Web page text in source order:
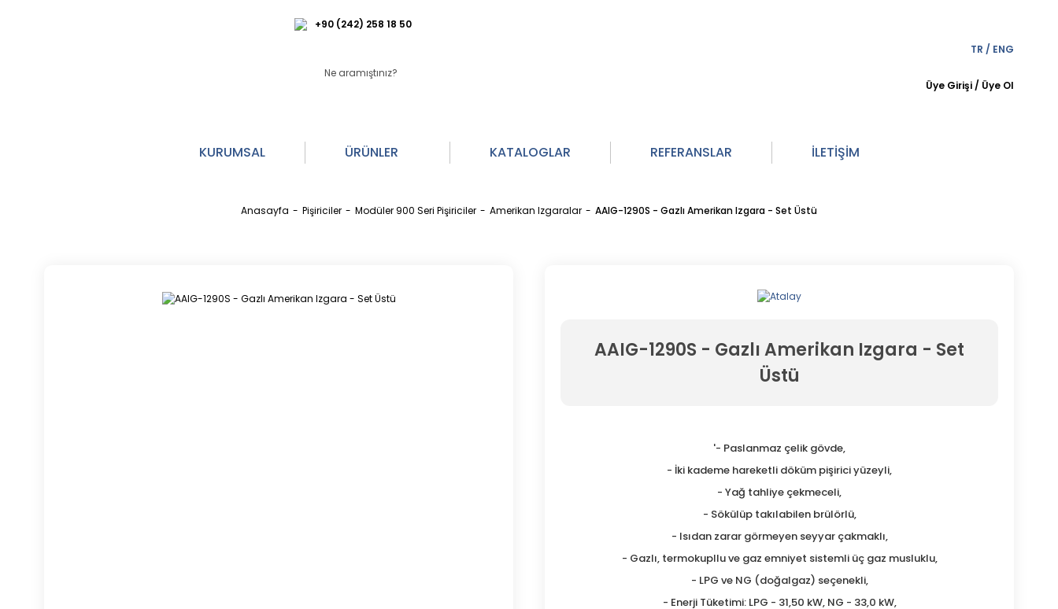
+90 (242) 258 18 50
TR / ENG
Üye Girişi / Üye Ol
KURUMSAL ÜRÜNLER KATALOGLAR REFERANSLAR İLETİŞİM
Anasayfa Pişiriciler Modüler 900 Seri Pişiriciler Amerikan Izgaralar AAIG-1290S - Gazlı Amerikan Izgara - Set Üstü
AAIG-1290S - Gazlı Amerikan Izgara - Set
Üstü
'- Paslanmaz çelik gövde,
- İki kademe hareketli döküm pişirici yüzeyli,
- Yağ tahliye çekmeceli,
- Sökülüp takılabilen brülörlü,
- Isıdan zarar görmeyen seyyar çakmaklı,
- Gazlı, termokupllu ve gaz emniyet sistemli üç gaz musluklu,
- LPG ve NG (doğalgaz) seçenekli,
- Enerji Tüketimi: LPG - 31,50 kW, NG - 33,0 kW,